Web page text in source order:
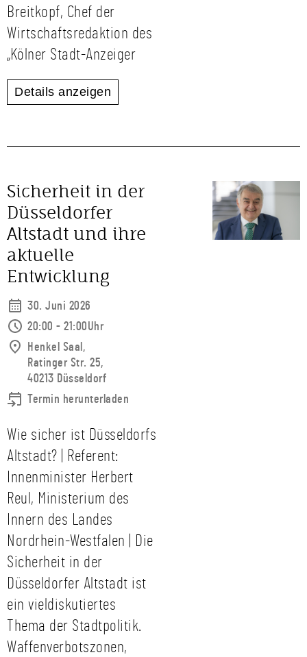
Breitkopf, Chef der
Wirtschaftsredaktion des
„Kölner Stadt-Anzeiger
Details anzeigen
Sicherheit in der
Düsseldorfer
Altstadt und ihre
aktuelle
Entwicklung
30. Juni 2026
20:00 - 21:00Uhr
Henkel Saal,
Ratinger Str. 25,
40213 Düsseldorf
Termin herunterladen
Wie sicher ist Düsseldorfs
Altstadt? | Referent:
Innenminister Herbert
Reul, Ministerium des
Innern des Landes
Nordrhein-Westfalen | Die
Sicherheit in der
Düsseldorfer Altstadt ist
ein vieldiskutiertes
Thema der Stadtpolitik.
Waffenverbotszonen,